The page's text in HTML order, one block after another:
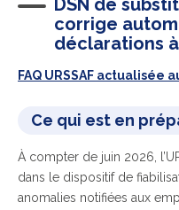
DSN de
corrige
déclarations
FAQ URSSAF actualisée
Ce qui est en
À compter de juin 2026,
dans le dispositif de
anomalies notifiées aux